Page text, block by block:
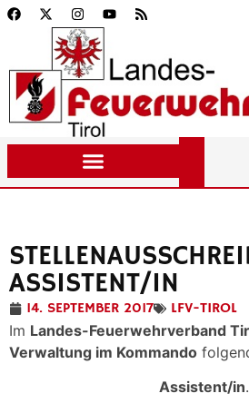
ASSISTENT/IN
14. SEPTEMBER 2017
LFV-TIROL
Im Landes-Feuerwehrverband
Verwaltung im Kommando
Assistent/in.